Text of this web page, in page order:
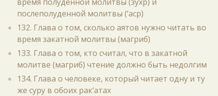
послеполуденной молитвы (‘аср)
132. Глава о том, сколько аятов нужно читать во
время закатной молитвы (магриб)
133. Глава о том, кто считал, что в закатной
молитве (магриб) чтение должно быть недолгим
134. Глава о человеке, который читает одну и ту
же суру в обоих рак‘атах